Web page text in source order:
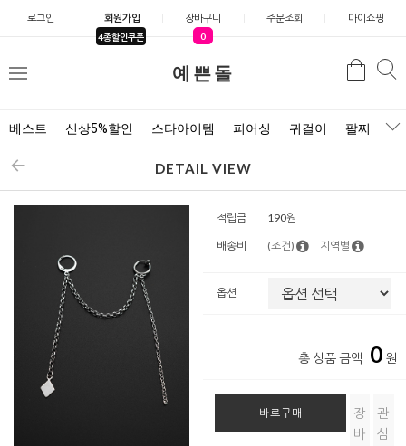
로그인 회원가입
4종할인쿠폰
장바구니
0
주문조회 마이쇼핑
예쁜돌
메
검색
베스트 신상5%할인 스타아이템 피어싱 귀걸이 팔찌 목
DETAIL VIEW
적립금 190원
배송비 (조건) 지역별
옵션
총 상품 금액 0 원
바로구매
장
바
관
심